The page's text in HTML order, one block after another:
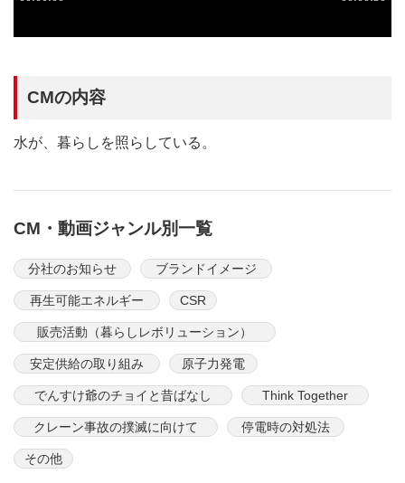
CMの内容
水が、暮らしを照らしている。
CM・動画ジャンル別一覧
分社のお知らせ ブランドイメージ
再生可能エネルギー CSR
販売活動（暮らしレボリューション）
安定供給の取り組み 原子力発電
でんすけ爺のチョイと昔ばなし Think Together
クレーン事故の撲滅に向けて 停電時の対処法
その他